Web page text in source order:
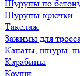
Шурупы по
Шурупы-крючки
Такелаж
Зажимы для
Канаты, шнуры,
Карабины
Коуши